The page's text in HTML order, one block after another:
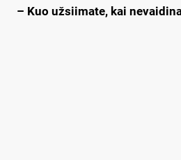
– Kuo užsiimate, kai